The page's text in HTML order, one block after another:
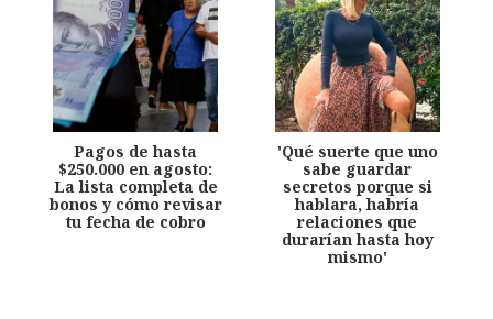
Pagos de hasta
$250.000 en agosto:
La lista completa de
bonos y cómo revisar
tu fecha de cobro
'Qué suerte que uno
sabe guardar
secretos porque si
hablara, habría
relaciones que
durarían hasta hoy
mismo'